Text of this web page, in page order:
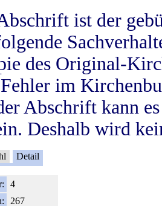
ist der
des Original-
im
Abschrift kann
Deshalb wird
Detail
4
267